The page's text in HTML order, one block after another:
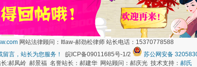
网站法律顾问：Itlaw-郝劲松律师 站长电话：15370778588
皖ICP备09011685号-1/2
苏公网安备
:郝凤岭 郝景福 名誉站长：郝建华 网站顾问：郝庆光 技术支持： 郝氏